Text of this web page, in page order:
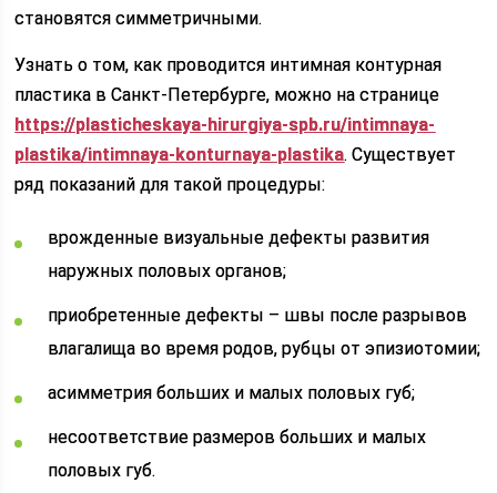
становятся симметричными.
Узнать о том, как проводится интимная контурная
пластика в Санкт-Петербурге, можно на странице
https://plasticheskaya-hirurgiya-spb.ru/intimnaya-
plastika/intimnaya-konturnaya-plastika. Существует
ряд показаний для такой процедуры:
врожденные визуальные дефекты развития
наружных половых органов;
приобретенные дефекты – швы после разрывов
влагалища во время родов, рубцы от эпизиотомии;
асимметрия больших и малых половых губ;
несоответствие размеров больших и малых
половых губ.